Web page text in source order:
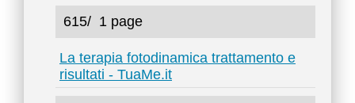
615/ 1 page
La terapia fotodinamica trattamento e
risultati - TuaMe.it